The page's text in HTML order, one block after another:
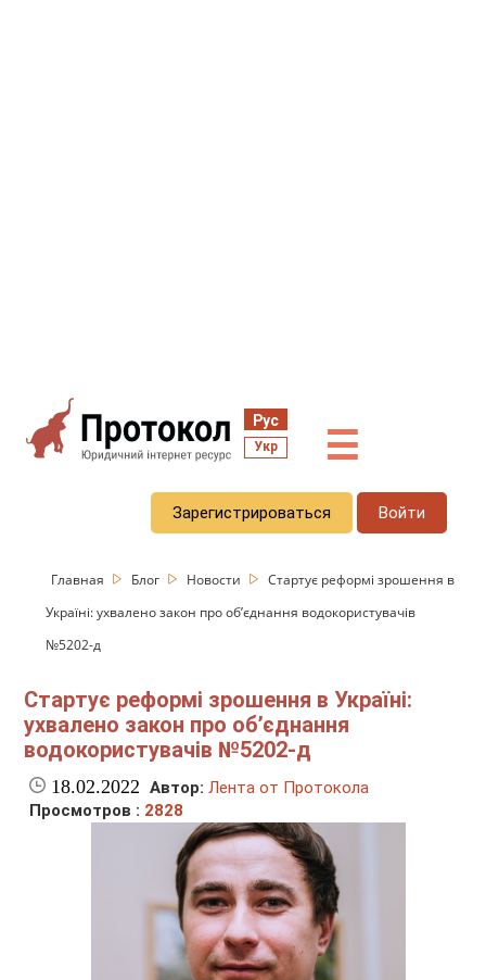
Рус
Укр ☰
Зарегистрироваться Войти
Главная Блог Новости
Стартує реформі зрошення в
Україні: ухвалено закон про об’єднання водокористувачів
№5202-д
Стартує реформі зрошення в Україні:
ухвалено закон про об’єднання
водокористувачів №5202-д
18.02.2022 Автор: Лента от Протокола
Просмотров : 2828